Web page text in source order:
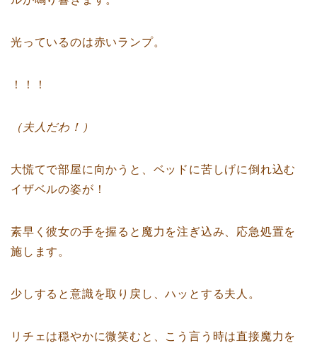
光っているのは赤いランプ。
！！！
（夫人だわ！）
大慌てで部屋に向かうと、ベッドに苦しげに倒れ込む
イザベルの姿が！
素早く彼女の手を握ると魔力を注ぎ込み、応急処置を
施します。
少しすると意識を取り戻し、ハッとする夫人。
リチェは穏やかに微笑むと、こう言う時は直接魔力を